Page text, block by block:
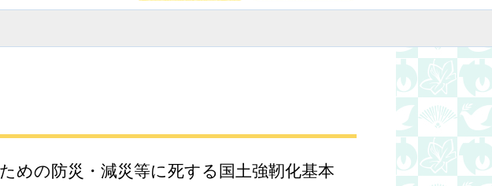
めの防災・減災等に死する国土強靭化基本